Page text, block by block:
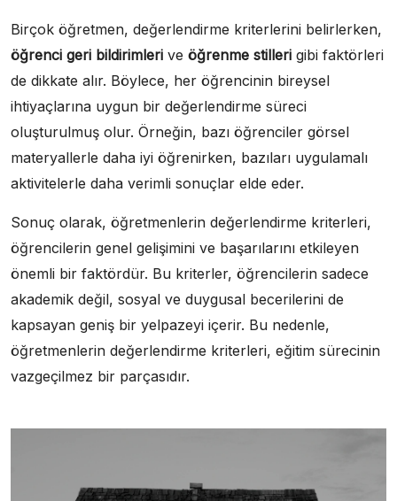
Birçok öğretmen, değerlendirme kriterlerini belirlerken,
öğrenci geri bildirimleri ve öğrenme stilleri gibi faktörleri
de dikkate alır. Böylece, her öğrencinin bireysel
ihtiyaçlarına uygun bir değerlendirme süreci
oluşturulmuş olur. Örneğin, bazı öğrenciler görsel
materyallerle daha iyi öğrenirken, bazıları uygulamalı
aktivitelerle daha verimli sonuçlar elde eder.
Sonuç olarak, öğretmenlerin değerlendirme kriterleri,
öğrencilerin genel gelişimini ve başarılarını etkileyen
önemli bir faktördür. Bu kriterler, öğrencilerin sadece
akademik değil, sosyal ve duygusal becerilerini de
kapsayan geniş bir yelpazeyi içerir. Bu nedenle,
öğretmenlerin değerlendirme kriterleri, eğitim sürecinin
vazgeçilmez bir parçasıdır.